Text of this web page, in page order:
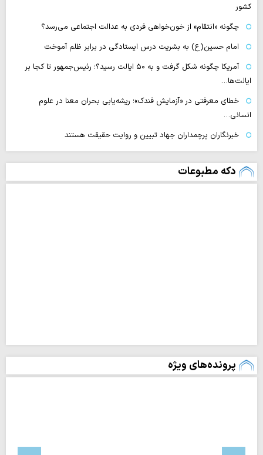
کشور
چگونه «انتقام» از خون‌خواهی فردی به عدالت اجتماعی می‌رسد؟
امام حسین(ع) به بشریت درس ایستادگی در برابر ظلم آموخت
آمریکا چگونه شکل گرفت و به ۵۰ ایالت رسید؟؛ رئیس‌جمهور تا کجا بر
ایالت‌ها…
خطای معرفتی در «آزمایش فندک»؛ ریشه‌یابی بحران معنا در علوم
انسانی…
خبرنگاران پرچمداران جهاد تبیین و روایت حقیقت هستند
دکه مطبوعات
پرونده‌های ویژه